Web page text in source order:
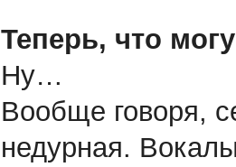
Теперь, что
Ну…
Вообще говоря,
недурная.